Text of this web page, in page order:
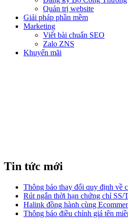
Quản trị website
Giải pháp phần mềm
Marketing
Viết bài chuẩn SEO
Zalo ZNS
Khuyến mãi
Tin tức mới
Thông báo thay đổi quy định về
Rút ngắn thời hạn chứng chỉ SS/
Halink đồng hành cùng
Thông báo điều chỉnh giá tên